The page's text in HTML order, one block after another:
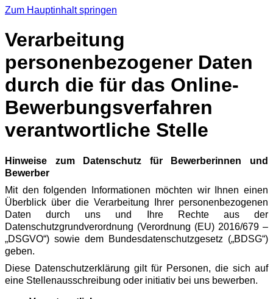
Zum Hauptinhalt springen
Verarbeitung
personenbezogener Daten
durch die für das Online-
Bewerbungsverfahren
verantwortliche Stelle
Hinweise zum Datenschutz für Bewerberinnen und
Bewerber
Mit den folgenden Informationen möchten wir Ihnen einen
Überblick über die Verarbeitung Ihrer personenbezogenen
Daten durch uns und Ihre Rechte aus der
Datenschutzgrundverordnung (Verordnung (EU) 2016/679 –
„DSGVO“) sowie dem Bundesdatenschutzgesetz („BDSG“)
geben.
Diese Datenschutzerklärung gilt für Personen, die sich auf
eine Stellenausschreibung oder initiativ bei uns bewerben.